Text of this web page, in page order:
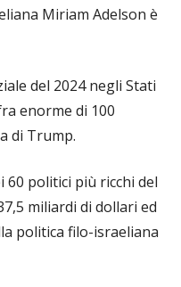
Miriam Adelson è
del 2024 negli Stati
enorme di 100
di Trump.
60 politici più ricchi del
miliardi di dollari ed
politica filo-israeliana